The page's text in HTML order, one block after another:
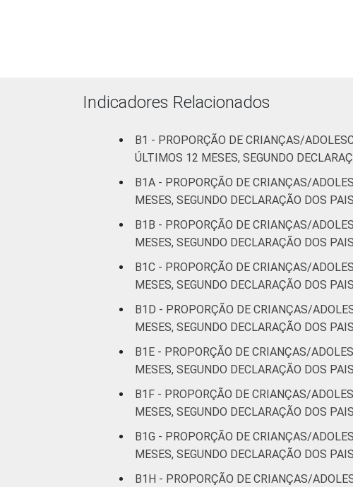
Indicadores Relacionados
B1 - PROPORÇÃO DE CRIANÇAS/
ÚLTIMOS 12 MESES, SEGUNDO
B1A - PROPORÇÃO DE CRIANÇAS/
MESES, SEGUNDO DECLARAÇÃO DOS
B1B - PROPORÇÃO DE CRIANÇAS/
MESES, SEGUNDO DECLARAÇÃO DOS
B1C - PROPORÇÃO DE CRIANÇAS/
MESES, SEGUNDO DECLARAÇÃO DOS
B1D - PROPORÇÃO DE CRIANÇAS/
MESES, SEGUNDO DECLARAÇÃO DOS
B1E - PROPORÇÃO DE CRIANÇAS/
MESES, SEGUNDO DECLARAÇÃO DOS
B1F - PROPORÇÃO DE CRIANÇAS/
MESES, SEGUNDO DECLARAÇÃO DOS
B1G - PROPORÇÃO DE CRIANÇAS/
MESES, SEGUNDO DECLARAÇÃO DOS
B1H - PROPORÇÃO DE CRIANÇAS/